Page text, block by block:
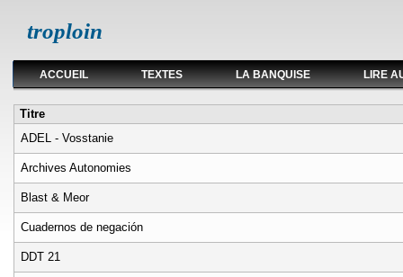
troploin
ACCUEIL TEXTES LA BANQUISE LIRE
Titre
ADEL - Vosstanie
Archives Autonomies
Blast & Meor
Cuadernos de negación
DDT 21